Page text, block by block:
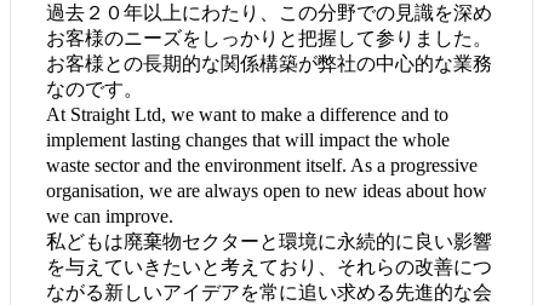
過去２０年以上にわたり、この分野での見識を深め
お客様のニーズをしっかりと把握して参りました。
お客様との長期的な関係構築が弊社の中心的な業務
なのです。
At Straight Ltd, we want to make a difference and to
implement lasting changes that will impact the whole
waste sector and the environment itself. As a progressive
organisation, we are always open to new ideas about how
we can improve.
私どもは廃棄物セクターと環境に永続的に良い影響
を与えていきたいと考えており、それらの改善につ
ながる新しいアイデアを常に追い求める先進的な会